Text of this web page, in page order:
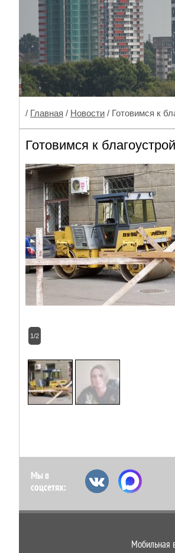
/ Главная / Новости / Готовимся к
Готовимся к
1/2
Мы в
соцсетях:
Мобильная